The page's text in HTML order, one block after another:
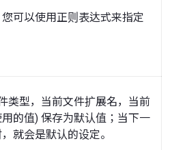
可以使用正则表达式来指定
类型，当前文件扩展名，当前
的值) 保存为默认值；当下一
就会是默认的设定。